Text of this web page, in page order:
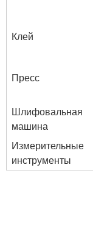
Клей
Пресс
Шлифовальная
машина
Измерительные
инструменты